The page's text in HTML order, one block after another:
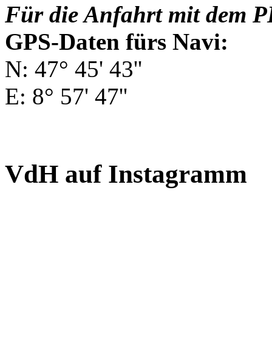
Für die Anfahrt mit dem
GPS-Daten fürs Navi:
N: 47° 45' 43''
E: 8° 57' 47''
VdH auf Instagramm